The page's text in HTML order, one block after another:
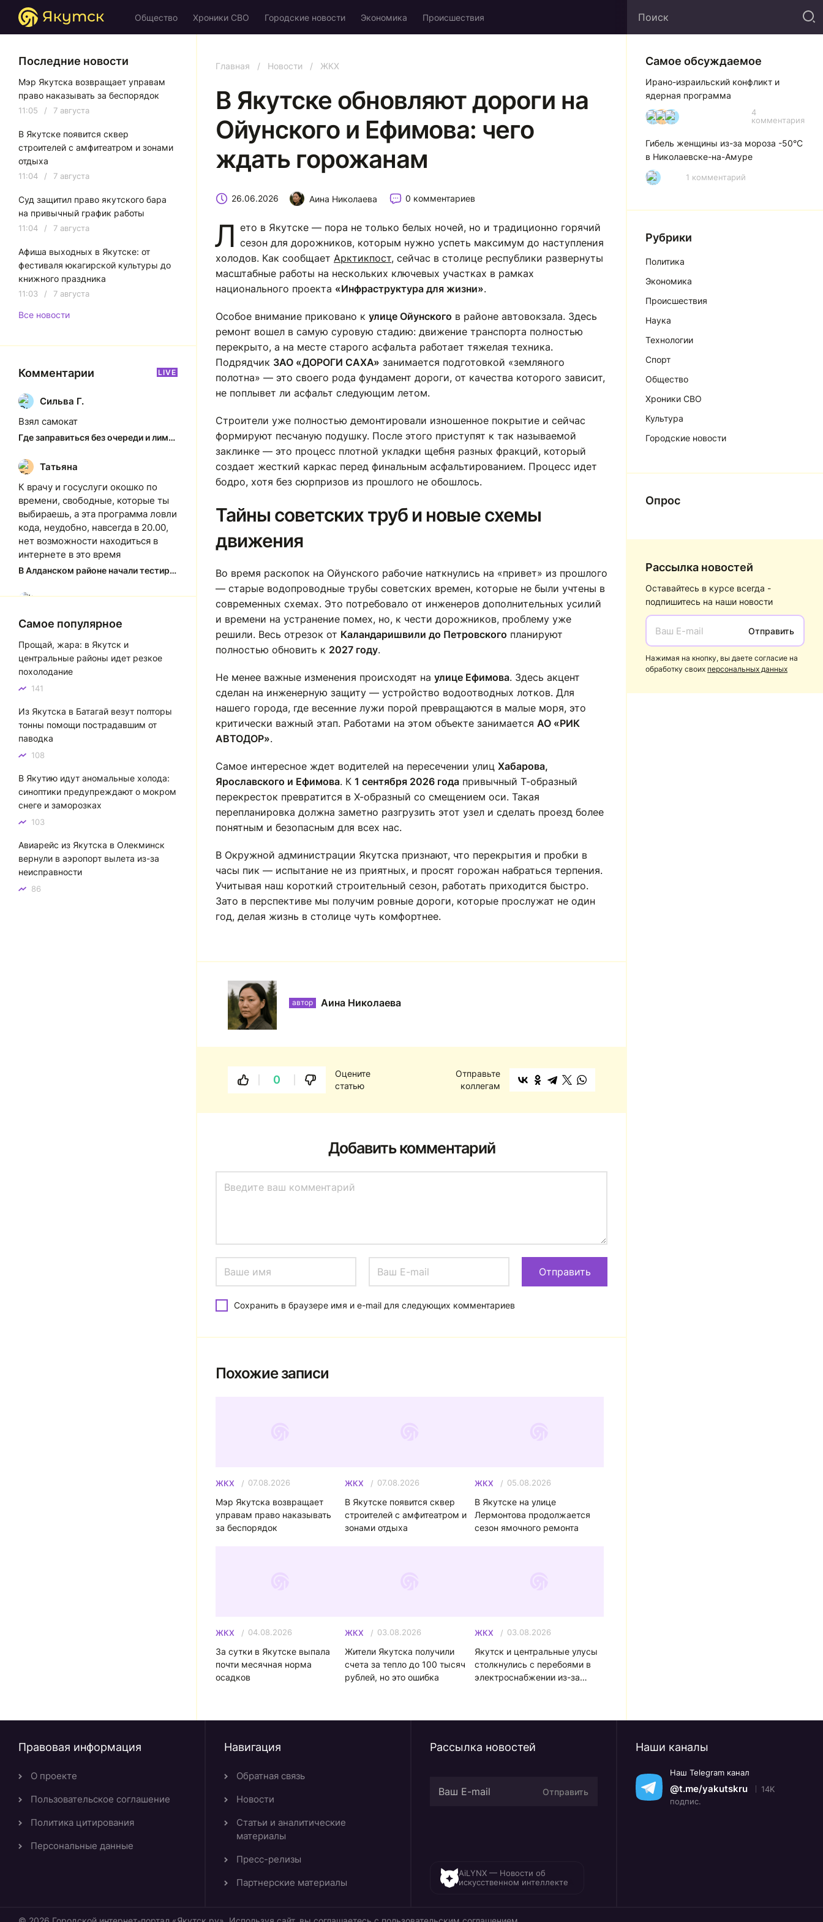
Общество Хроники СВО Городские новости Экономика Происшествия
Главная / Новости / ЖКХ
В Якутске обновляют дороги на
Ойунского и Ефимова: чего
ждать горожанам
Аина Николаева 0 комментариев
26.06.2026
Л ето в Якутске — пора не только белых ночей, но и традиционно горячий
сезон для дорожников, которым нужно успеть максимум до наступления
холодов. Как сообщает Арктикпост, сейчас в столице республики развернуты
масштабные работы на нескольких ключевых участках в рамках
национального проекта «Инфраструктура для жизни».
Особое внимание приковано к улице Ойунского в районе автовокзала. Здесь
ремонт вошел в самую суровую стадию: движение транспорта полностью
перекрыто, а на месте старого асфальта работает тяжелая техника.
Подрядчик ЗАО «ДОРОГИ САХА» занимается подготовкой «земляного
полотна» — это своего рода фундамент дороги, от качества которого зависит,
не поплывет ли асфальт следующим летом.
Строители уже полностью демонтировали изношенное покрытие и сейчас
формируют песчаную подушку. После этого приступят к так называемой
заклинке — это процесс плотной укладки щебня разных фракций, который
создает жесткий каркас перед финальным асфальтированием. Процесс идет
бодро, хотя без сюрпризов из прошлого не обошлось.
Тайны советских труб и новые схемы
движения
Во время раскопок на Ойунского рабочие наткнулись на «привет» из прошлого
— старые водопроводные трубы советских времен, которые не были учтены в
современных схемах. Это потребовало от инженеров дополнительных усилий
и времени на устранение помех, но, к чести дорожников, проблему уже
решили. Весь отрезок от Каландаришвили до Петровского планируют
полностью обновить к 2027 году.
Не менее важные изменения происходят на улице Ефимова. Здесь акцент
сделан на инженерную защиту — устройство водоотводных лотков. Для
нашего города, где весенние лужи порой превращаются в малые моря, это
критически важный этап. Работами на этом объекте занимается АО «РИК
АВТОДОР».
Самое интересное ждет водителей на пересечении улиц Хабарова,
Ярославского и Ефимова. К 1 сентября 2026 года привычный Т-образный
перекресток превратится в Х-образный со смещением оси. Такая
перепланировка должна заметно разгрузить этот узел и сделать проезд более
понятным и безопасным для всех нас.
В Окружной администрации Якутска признают, что перекрытия и пробки в
часы пик — испытание не из приятных, и просят горожан набраться терпения.
Учитывая наш короткий строительный сезон, работать приходится быстро.
Зато в перспективе мы получим ровные дороги, которые прослужат не один
год, делая жизнь в столице чуть комфортнее.
автор Аина Николаева
Оцените
статью
0
Отправьте
коллегам
Добавить комментарий
Сохранить в браузере имя и e-mail для следующих комментариев
Похожие записи
ЖКХ 07.08.2026
Мэр Якутска возвращает
управам право наказывать
за беспорядок
ЖКХ 07.08.2026
В Якутске появится сквер
строителей с амфитеатром и
зонами отдыха
ЖКХ 05.08.2026
В Якутске на улице
Лермонтова продолжается
сезон ямочного ремонта
ЖКХ 04.08.2026
За сутки в Якутске выпала
почти месячная норма
осадков
ЖКХ 03.08.2026
Жители Якутска получили
счета за тепло до 100 тысяч
рублей, но это ошибка
ЖКХ 03.08.2026
Якутск и центральные улусы
столкнулись с перебоями в
электроснабжении из-за
Последние новости
Мэр Якутска возвращает управам
право наказывать за беспорядок
11:05 / 7 августа
В Якутске появится сквер
строителей с амфитеатром и зонами
отдыха
11:04 / 7 августа
Суд защитил право якутского бара
на привычный график работы
11:04 / 7 августа
Афиша выходных в Якутске: от
фестиваля юкагирской культуры до
книжного праздника
11:03 / 7 августа
Все новости
Комментарии LIVE
С
Сильва Г.
Взял самокат
Где заправиться без очереди и лимитов: актуальная ситуация на АЗС Якутска
Т
Татьяна
К врачу и госуслуги окошко по
времени, свободные, которые ты
выбираешь, а эта программа ловли
кода, неудобно, навсегда в 20.00,
нет возможности находиться в
интернете в это время
В Алданском районе начали тестировать систему заправки по QR-кодам
Ю
Юлия Анатольевна
Спасибо за краткий, рассказ об
история города Якутска. Желаю
процветания нашему Северу!
К
Котя злой
Зной в Сибири, тем более в
Якутске. Никакой это не зной, а
просто приятное тепло. А про
палящее солнце тем более
даже в песнях поют…
Якутск готовится к пику летнего зноя: синоптики прогнозируют до плюс 35 градусов
Самое популярное
Прощай, жара: в Якутск и
центральные районы идет резкое
похолодание
141
Из Якутска в Батагай везут полторы
тонны помощи пострадавшим от
паводка
108
В Якутию идут аномальные холода:
синоптики предупреждают о мокром
снеге и заморозках
103
Авиарейс из Якутска в Олекминск
вернули в аэропорт вылета из-за
неисправности
86
Самое обсуждаемое
Ирано-израильский конфликт и
ядерная программа
И А А
4
комментария
Гибель женщины из-за мороза -50°C
в Николаевске-на-Амуре
Р 1 комментарий
Рубрики
Политика
Экономика
Происшествия
Наука
Технологии
Спорт
Общество
Хроники СВО
Культура
Городские новости
Опрос
Рассылка новостей
Оставайтесь в курсе всегда -
подпишитесь на наши новости
Отправить
Нажимая на кнопку, вы даете согласие на
обработку своих персональных данных
Правовая информация
О проекте
Пользовательское соглашение
Политика цитирования
Персональные данные
Навигация
Обратная связь
Новости
Статьи и аналитические
материалы
Пресс-релизы
Партнерские материалы
Наши каналы
Наш Telegram канал
@t.me/yakutskru
14K
подпис.
Рассылка новостей
Отправить
AiLYNX — Новости об
искусственном интеллекте